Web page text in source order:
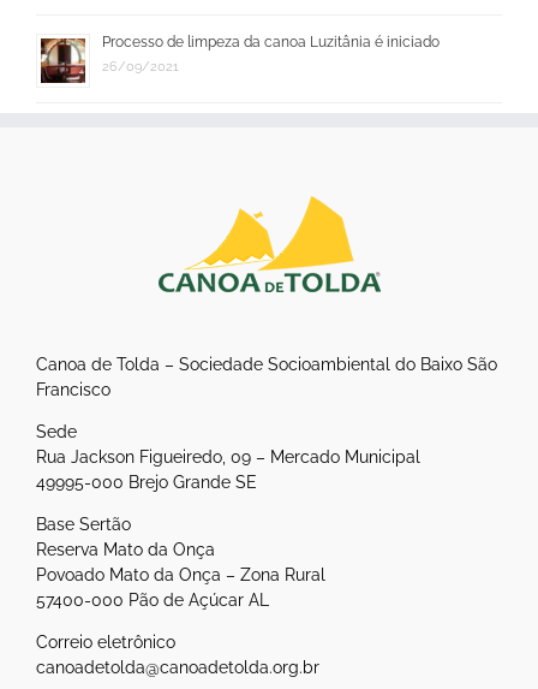
Processo de limpeza da canoa Luzitânia é iniciado
26/09/2021
Canoa de Tolda – Sociedade Socioambiental do Baixo São
Francisco
Sede
Rua Jackson Figueiredo, 09 – Mercado Municipal
49995-000 Brejo Grande SE
Base Sertão
Reserva Mato da Onça
Povoado Mato da Onça – Zona Rural
57400-000 Pão de Açúcar AL
Correio eletrônico
canoadetolda@canoadetolda.org.br